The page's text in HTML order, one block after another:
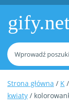
Strona główna / K /
kwiaty /